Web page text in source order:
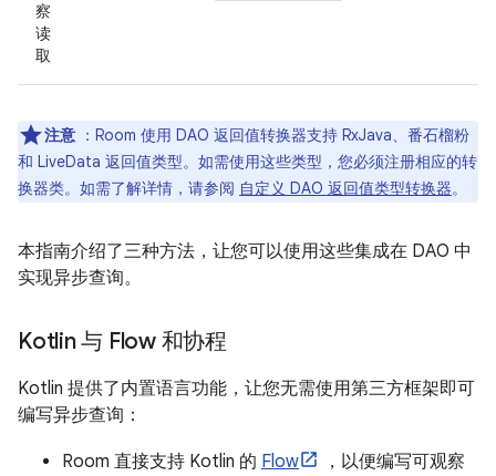
察
读
取
注意 ：Room 使用 DAO 返回值转换器支持 RxJava、番石榴粉
和 LiveData 返回值类型。如需使用这些类型，您必须注册相应的转
换器类。如需了解详情，请参阅 自定义 DAO 返回值类型转换器。
本指南介绍了三种方法，让您可以使用这些集成在 DAO 中
实现异步查询。
Kotlin 与 Flow 和协程
Kotlin 提供了内置语言功能，让您无需使用第三方框架即可
编写异步查询：
Room 直接支持 Kotlin 的 Flow
，以便编写可观察